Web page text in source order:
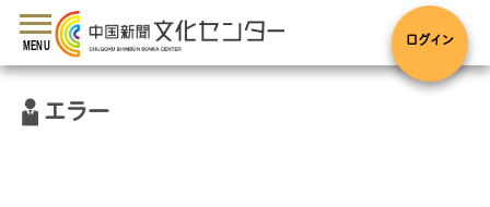
toggle
navigation
MENU ログイン
エラー